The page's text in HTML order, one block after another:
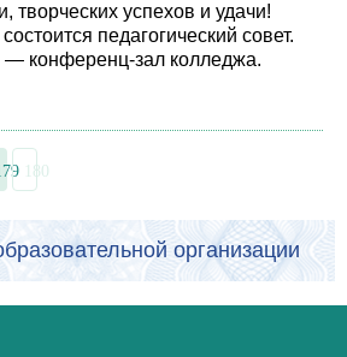
творческих успехов и удачи!
педагогический совет.
— конференц-зал колледжа.
180
организации